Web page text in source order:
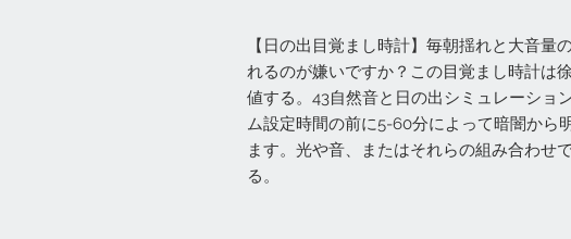
【日の出目覚まし時計】毎朝揺れと大音量
れるのが嫌いですか？この目覚まし時計は
値する。43自然音と日の出シミュレーショ
ム設定時間の前に5-60分によって暗闇から
ます。光や音、またはそれらの組み合わせ
る。